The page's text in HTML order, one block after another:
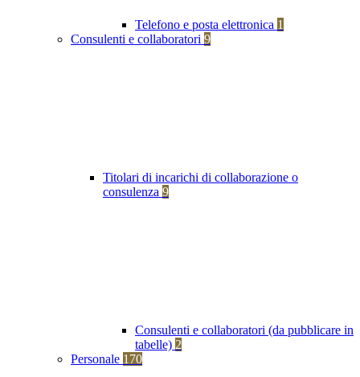
Telefono e posta elettronica 1
Consulenti e collaboratori 9
Titolari di incarichi di collaborazione o
consulenza 9
Consulenti e collaboratori (da pubblicare in
tabelle) 2
Personale 170